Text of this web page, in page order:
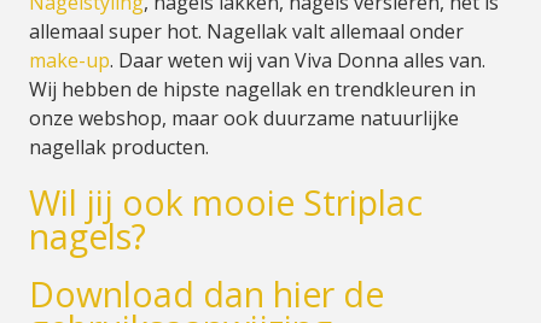
allemaal super hot. Nagellak valt allemaal onder
make-up. Daar weten wij van Viva Donna alles van.
Wij hebben de hipste nagellak en trendkleuren in
onze webshop, maar ook duurzame natuurlijke
nagellak producten.
Wil jij ook mooie Striplac
nagels?
Download dan hier de